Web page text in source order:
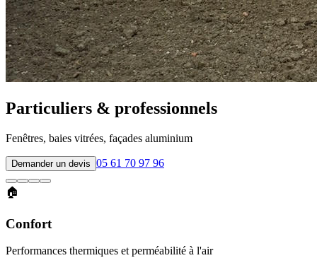
Particuliers & professionnels
Fenêtres, baies vitrées, façades aluminium
Demander un devis 05 61 70 97 96
🏠
Confort
Performances thermiques et perméabilité à l'air